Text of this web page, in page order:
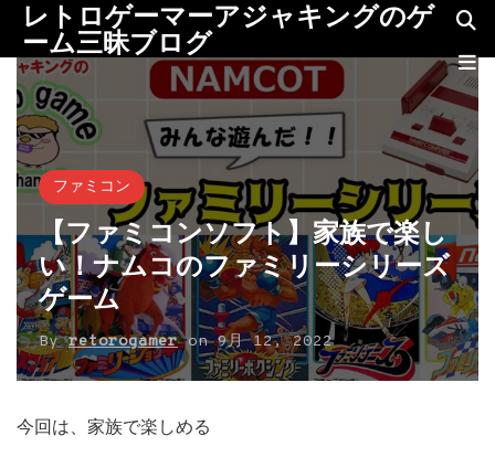
レトロゲーマーアジャキングのゲ
ーム三昧ブログ
ファミコン
【ファミコンソフト】家族で楽し
い！ナムコのファミリーシリーズ
ゲーム
Byretorogameron9月 12, 2022
今回は、家族で楽しめる